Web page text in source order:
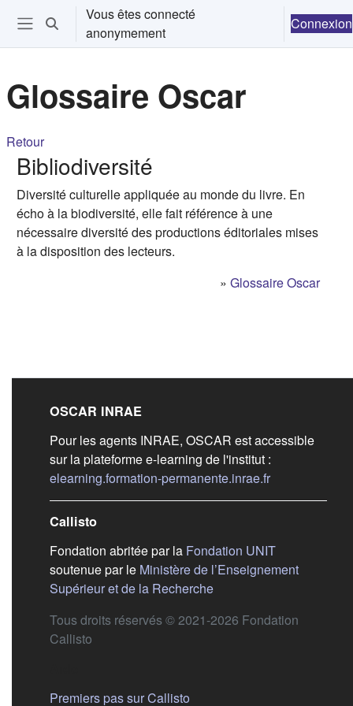
Passer au contenu principal
Ouvrir le menu de navigation
Activer/désactiver la saisie de recherche
Vous êtes connecté
anonymement
Connexion
Glossaire Oscar
Retour
Bibliodiversité
Diversité culturelle appliquée au monde du livre. En
écho à la biodiversité, elle fait référence à une
nécessaire diversité des productions éditoriales mises
à la disposition des lecteurs.
» Glossaire Oscar
Liens de bas de
OSCAR INRAE
Pour les agents INRAE, OSCAR est accessible
sur la plateforme e-learning de l'institut :
elearning.formation-permanente.inrae.fr(s'ouvre dans
Callisto
Fondation abritée par la Fondation UNIT(s'ouvre
soutenue par le Ministère de l’Enseignement
Supérieur et de la Recherche(s'ouvre dans un nouvel
Tous droits réservés © 2021-2026 Fondation
Callisto
Premiers pas sur Callisto